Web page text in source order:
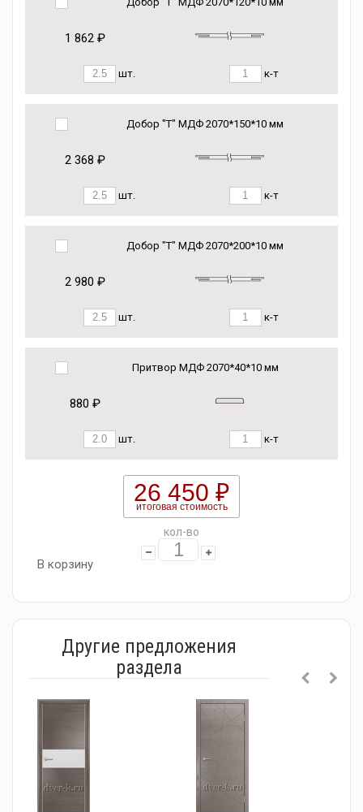
1 862 ₽
шт. к-т
Добор "Т" МДФ 2070*150*10 мм
2 368 ₽
шт. к-т
Добор "Т" МДФ 2070*200*10 мм
2 980 ₽
шт. к-т
Притвор МДФ 2070*40*10 мм
880 ₽
шт. к-т
26 450 ₽
итоговая стоимость
кол-во
В корзину
Другие предложения
раздела